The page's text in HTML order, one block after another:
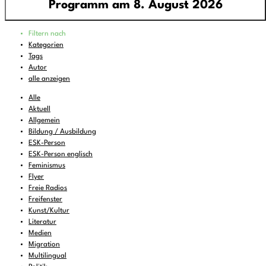
Programm am 8. August 2026
01:00
06:00 - 07:00
07:00
08:00
08:16 - 09:00 Musik zum Aufstehen oder Liegenbleiben
09:00 - 11:00
11:00
11:06 - 12:00
12:00 - 13:00
13:00
13:06 - 14:00
Filtern nach
Kategorien
Tags
Autor
alle anzeigen
Alle
Aktuell
Allgemein
Bildung / Ausbildung
ESK-Person
ESK-Person englisch
Feminismus
Flyer
Freie Radios
Freifenster
Kunst/Kultur
Literatur
Medien
Migration
Multilingual